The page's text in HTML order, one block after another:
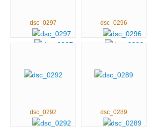
dsc_0297 dsc_0296
dsc_0292 dsc_0289